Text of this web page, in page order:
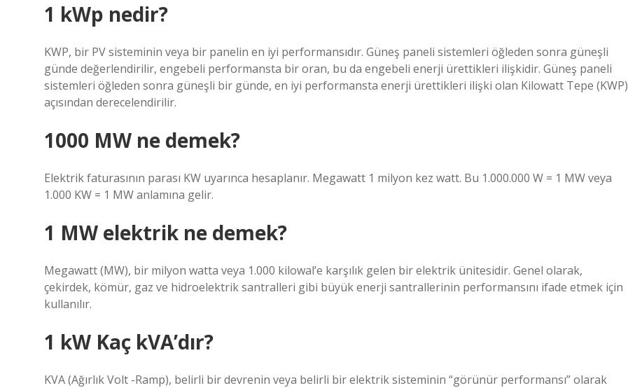
1 kWp nedir?
KWP, bir PV sisteminin veya bir panelin en iyi performansıdır. Güneş paneli sistemleri öğleden sonra güneşli
günde değerlendirilir, engebeli performansta bir oran, bu da engebeli enerji ürettikleri ilişkidir. Güneş paneli
sistemleri öğleden sonra güneşli bir günde, en iyi performansta enerji ürettikleri ilişki olan Kilowatt Tepe (KWP)
açısından derecelendirilir.
1000 MW ne demek?
Elektrik faturasının parası KW uyarınca hesaplanır. Megawatt 1 milyon kez watt. Bu 1.000.000 W = 1 MW veya
1.000 KW = 1 MW anlamına gelir.
1 MW elektrik ne demek?
Megawatt (MW), bir milyon watta veya 1.000 kilowal’e karşılık gelen bir elektrik ünitesidir. Genel olarak,
çekirdek, kömür, gaz ve hidroelektrik santralleri gibi büyük enerji santrallerinin performansını ifade etmek için
kullanılır.
1 kW Kaç kVA’dır?
KVA (Ağırlık Volt -Ramp), belirli bir devrenin veya belirli bir elektrik sisteminin “görünür performansı” olarak